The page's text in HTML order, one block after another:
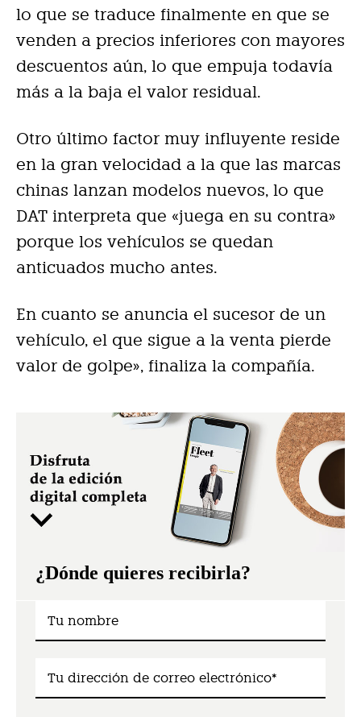
lo que se traduce finalmente en que se
venden a precios inferiores con mayores
descuentos aún, lo que empuja todavía
más a la baja el valor residual.
Otro último factor muy influyente reside
en la gran velocidad a la que las marcas
chinas lanzan modelos nuevos, lo que
DAT interpreta que «juega en su contra»
porque los vehículos se quedan
anticuados mucho antes.
En cuanto se anuncia el sucesor de un
vehículo, el que sigue a la venta pierde
valor de golpe», finaliza la compañía.
¿Dónde quieres recibirla?